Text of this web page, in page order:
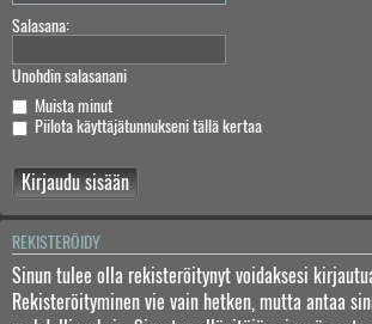
Salasana:
Unohdin salasanani
Muista minut
Piilota käyttäjätunnukseni tällä kertaa
REKISTERÖIDY
Sinun tulee olla rekisteröitynyt voidaksesi
Rekisteröityminen vie vain hetken, mutta antaa